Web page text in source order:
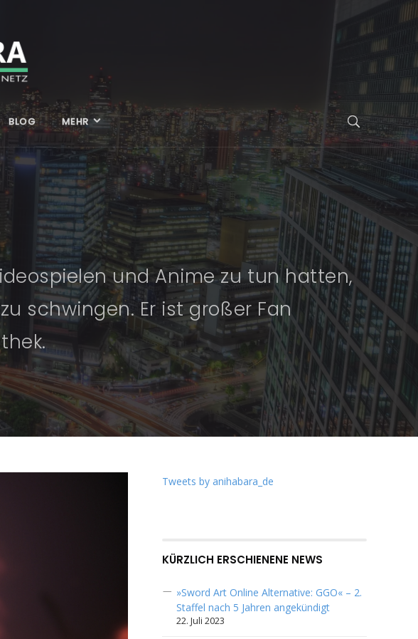
BLOG MEHR
und Anime zu tun hatten,
schwingen. Er ist großer Fan
Tweets by anihabara_de
KÜRZLICH ERSCHIENENE NEWS
»Sword Art Online Alternative: GGO« – 2.
Staffel nach 5 Jahren angekündigt
22. Juli 2023